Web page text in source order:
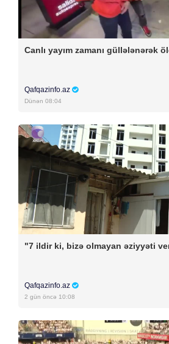
Canlı yayım zamanı güllələnərək
Qafqazinfo.az
Dünən 08:04
"7 ildir ki, bizə olmayan əziyyəti
Qafqazinfo.az
2 gün öncə 10:08